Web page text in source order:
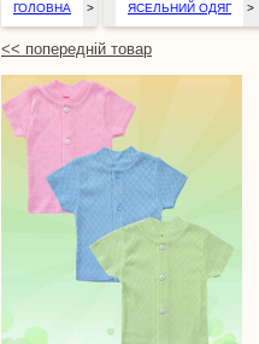
ГОЛОВНА > ЯСЕЛЬНИЙ ОДЯГ >
<< попередній товар